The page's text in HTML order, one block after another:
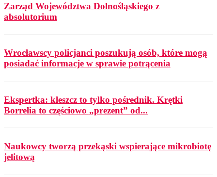
Zarząd Województwa Dolnośląskiego z
absolutorium
Wrocławscy policjanci poszukują osób, które mogą
posiadać informacje w sprawie potrącenia
Ekspertka: kleszcz to tylko pośrednik. Krętki
Borrelia to częściowo „prezent” od...
Naukowcy tworzą przekąski wspierające mikrobiotę
jelitową